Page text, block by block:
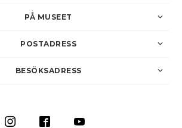
PÅ MUSEET
POSTADRESS
BESÖKSADRESS